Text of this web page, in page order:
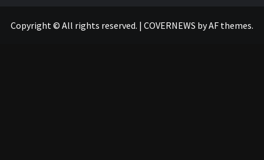
Copyright © All rights reserved. | COVERNEWS by AF themes.